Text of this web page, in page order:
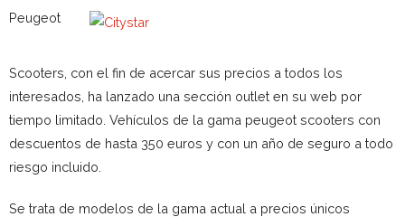
Peugeot
Scooters, con el fin de acercar sus precios a todos los
interesados, ha lanzado una sección outlet en su web por
tiempo limitado. Vehículos de la gama peugeot scooters con
descuentos de hasta 350 euros y con un año de seguro a todo
riesgo incluido.
Se trata de modelos de la gama actual a precios únicos